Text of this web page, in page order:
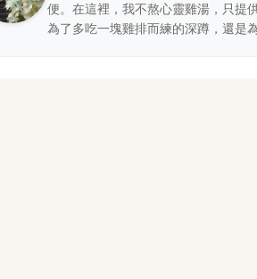
便。在這裡，我不熬心靈雞湯，只
為了多吃一塊雞排而練的深蹲，還是